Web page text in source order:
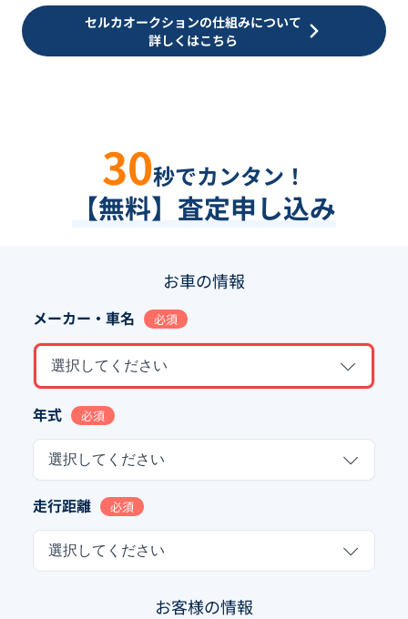
セルカオークションの仕組みについて
詳しくはこちら
30秒でカンタン！
【無料】査定申し込み
お車の情報
メーカー・車名 必須
選択してください
年式 必須
選択してください
走行距離 必須
選択してください
お客様の情報